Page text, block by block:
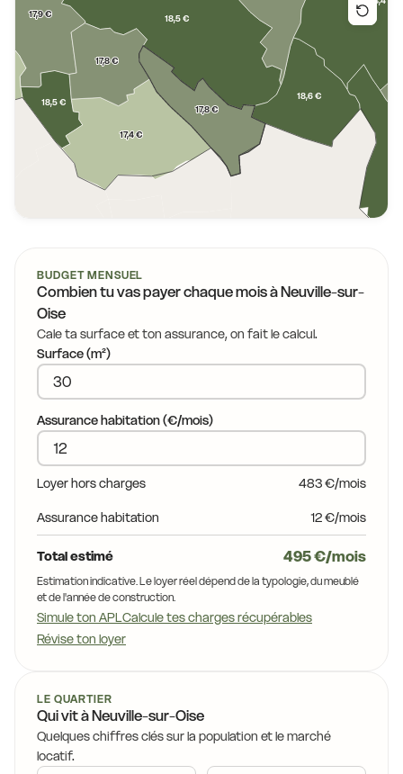
18,5 €
18,5 €
17,9 €
18,6 €
17,4 €
17,8 €
17,8 €
BUDGET MENSUEL
Combien tu vas payer chaque mois àNeuville-sur-
Oise
Cale ta surface et ton assurance, on fait le calcul.
Surface (m²)
Assurance habitation (€/mois)
Loyer hors charges 483 €/mois
Assurance habitation 12 €/mois
Total estimé 495 €/mois
Estimation indicative. Le loyer réel dépend de la typologie, du meublé
et de l'année de construction.
Simule ton APLCalcule tes charges récupérables
Révise ton loyer
LE QUARTIER
Qui vit à Neuville-sur-Oise
Quelques chiffres clés sur la population et le marché
locatif.